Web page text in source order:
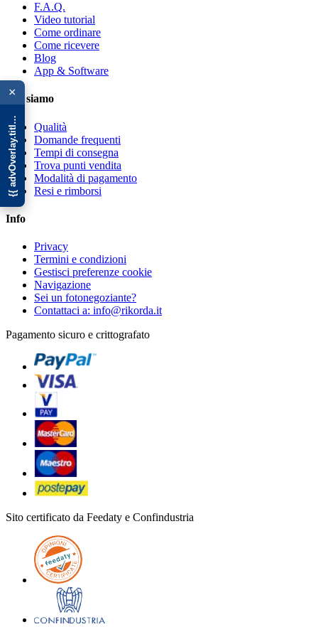
×
{{ advOverlay.title || 'Promo' }}
F.A.Q.
Video tutorial
Come ordinare
Come ricevere
Blog
App & Software
Chi siamo
Qualità
Domande frequenti
Tempi di consegna
Trova punti vendita
Modalità di pagamento
Resi e rimborsi
Info
Privacy
Termini e condizioni
Gestisci preferenze cookie
Navigazione
Sei un fotonegoziante?
Contattaci a: info@rikorda.it
Pagamento sicuro e crittografato
Sito certificato da Feedaty e Confindustria